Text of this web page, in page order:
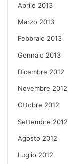
Aprile 2013
Marzo 2013
Febbraio 2013
Gennaio 2013
Dicembre 2012
Novembre 2012
Ottobre 2012
Settembre 2012
Agosto 2012
Luglio 2012